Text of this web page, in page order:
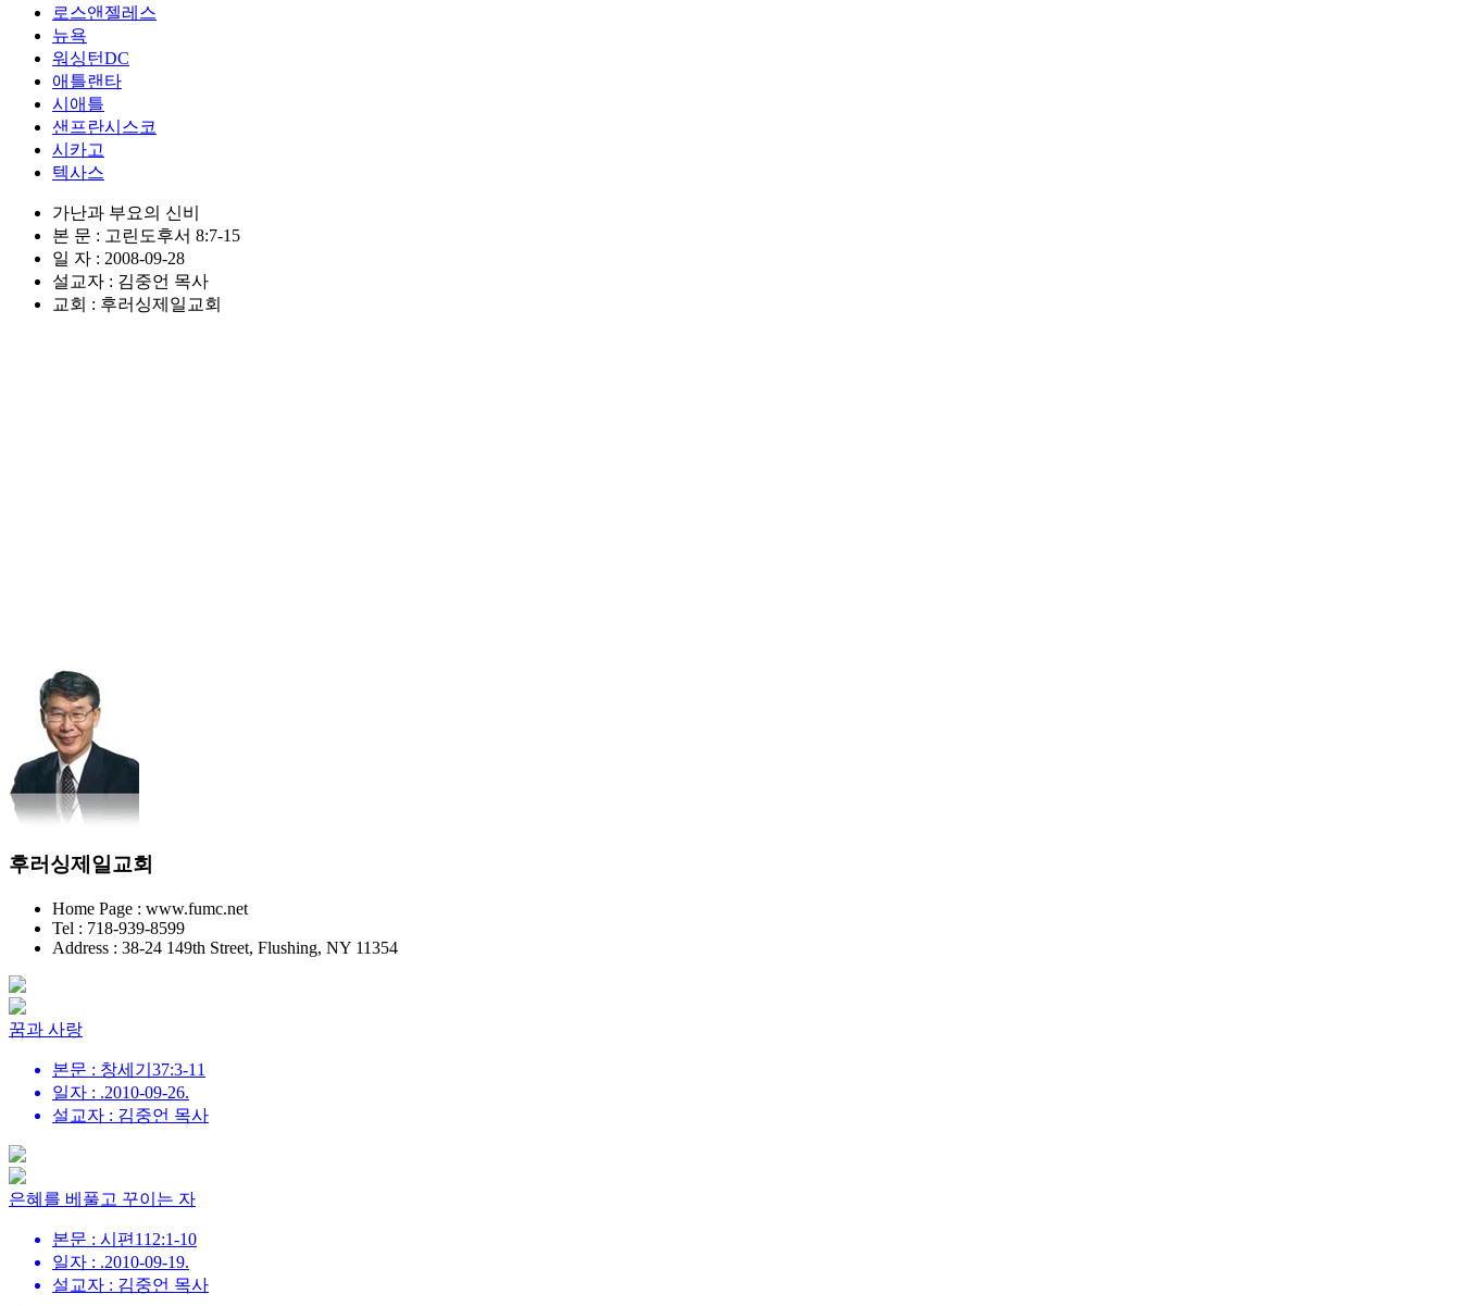
로스앤젤레스
뉴욕
워싱턴DC
애틀랜타
시애틀
샌프란시스코
시카고
텍사스
가난과 부요의 신비
본 문 : 고린도후서 8:7-15
일 자 : 2008-09-28
설교자 : 김중언 목사
교회 : 후러싱제일교회
후러싱제일교회
Home Page : www.fumc.net
Tel : 718-939-8599
Address : 38-24 149th Street, Flushing, NY 11354
꿈과 사랑
본문 : 창세기37:3-11
일자 : .2010-09-26.
설교자 : 김중언 목사
은혜를 베풀고 꾸이는 자
본문 : 시편112:1-10
일자 : .2010-09-19.
설교자 : 김중언 목사